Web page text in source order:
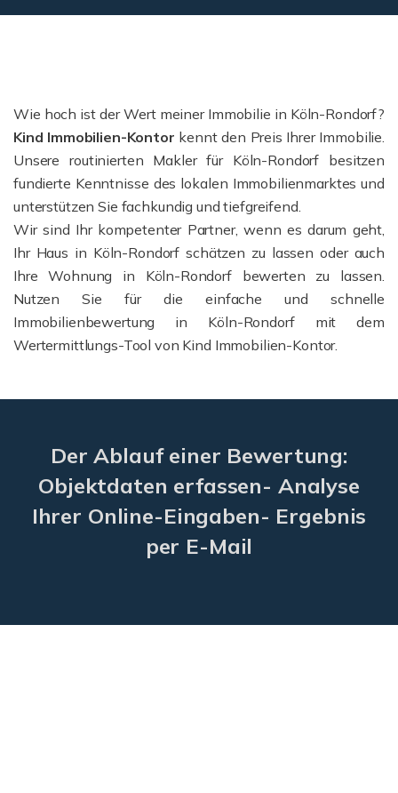
Wie hoch ist der Wert meiner Immobilie in Köln-Rondorf?
Kind Immobilien-Kontor kennt den Preis Ihrer Immobilie.
Unsere routinierten Makler für Köln-Rondorf besitzen
fundierte Kenntnisse des lokalen Immobilienmarktes und
unterstützen Sie fachkundig und tiefgreifend.
Wir sind Ihr kompetenter Partner, wenn es darum geht,
Ihr Haus in Köln-Rondorf schätzen zu lassen oder auch
Ihre Wohnung in Köln-Rondorf bewerten zu lassen.
Nutzen Sie für die einfache und schnelle
Immobilienbewertung in Köln-Rondorf mit dem
Wertermittlungs-Tool von Kind Immobilien-Kontor.
Der Ablauf einer Bewertung:
Objektdaten erfassen- Analyse
Ihrer Online-Eingaben- Ergebnis
per E-Mail